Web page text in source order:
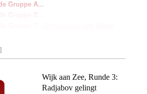
Gruppe A...
Gruppe B...
Wijk aan Zee, Runde 3:
Radjabov gelingt